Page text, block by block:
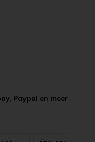
Paypal en meer